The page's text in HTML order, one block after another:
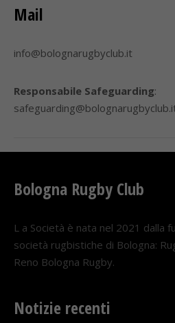
Mail
info@bolognarugbyclub.it
Responsabile Safeguarding:
Bologna Rugby Club
L a Società è nata nel 2021 dalla
società rugbistiche di Bologna:
Reno Bologna Rugby.
Notizie recenti